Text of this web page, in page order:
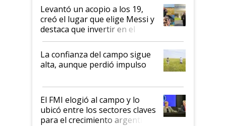
Levantó un acopio a los 19,
creó el lugar que elige Messi y
destaca que invertir en el
kirchnerismo era como "darle
plata a un hijo para droga":
Juan Félix Rossetti, el libertario
que de una dura crisis salió
de Milei
La confianza del campo sigue
alta, aunque perdió impulso
El FMI elogió al campo y lo
ubicó entre los sectores claves
para el crecimiento argentino